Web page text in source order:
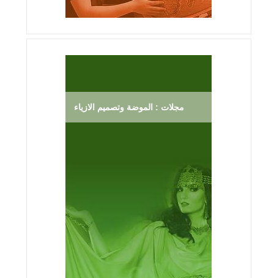
مجلات : الموضة وتصميم الازياء